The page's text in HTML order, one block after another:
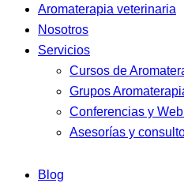
Aromaterapia veterinaria
Nosotros
Servicios
Cursos de
Grupos
Conferencias y
Asesorías y
Blog